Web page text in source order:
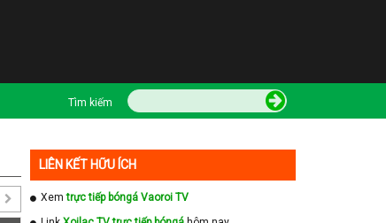
Tìm kiếm
LIÊN KẾT HỮU ÍCH
Xemtrực tiếp bóngá Vaoroi TV